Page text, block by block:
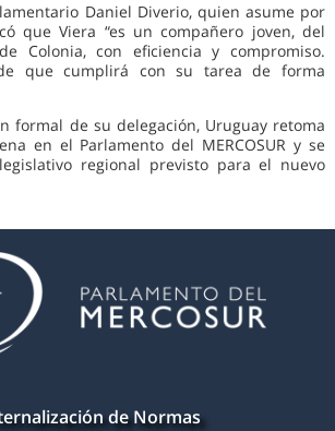
Daniel Diverio, quien asume por
que Viera “es un compañero joven, del
Colonia, con eficiencia y compromiso.
que cumplirá con su tarea de forma
formal de su delegación, Uruguay retoma
en el Parlamento del MERCOSUR y se
regional previsto para el nuevo
de Normas